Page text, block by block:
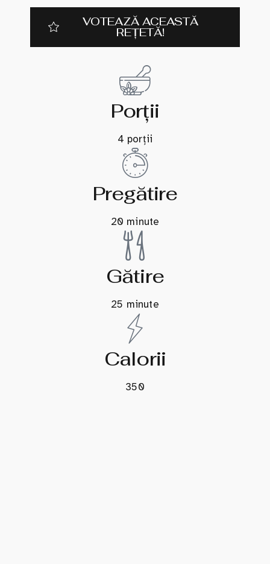
VOTEAZĂ ACEASTĂ
REȚETĂ!
Porții
4 porții
Pregătire
20 minute
Gătire
25 minute
Calorii
350